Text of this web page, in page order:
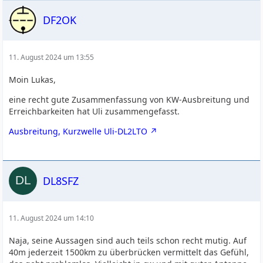
DF2OK
11. August 2024 um 13:55
Moin Lukas,
eine recht gute Zusammenfassung von KW-Ausbreitung und
Erreichbarkeiten hat Uli zusammengefasst.
Ausbreitung, Kurzwelle Uli-DL2LTO
DL8SFZ
11. August 2024 um 14:10
Naja, seine Aussagen sind auch teils schon recht mutig. Auf
40m jederzeit 1500km zu überbrücken vermittelt das Gefühl,